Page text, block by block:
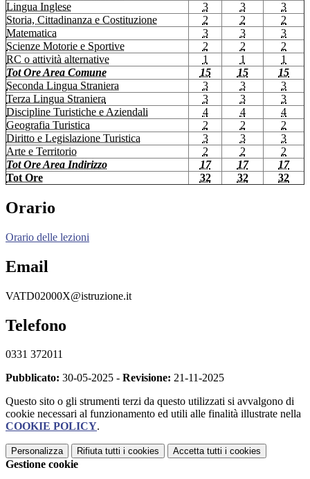
Lingua Inglese
3 3
3
Storia, Cittadinanza e Costituzione
2 2
2
Matematica
3 3
3
Scienze Motorie e Sportive
2 2
2
RC o attività alternative
1 1
1
Tot Ore Area Comune
15 15
15
Seconda Lingua Straniera
3 3
3
Terza Lingua Straniera
3 3
3
Discipline Turistiche e Aziendali
4 4
4
Geografia Turistica
2 2
2
Diritto e Legislazione Turistica
3 3
3
Arte e Territorio
2 2
2
Tot Ore Area Indirizzo
17 17
17
Tot Ore
32 32 32
Orario
Orario delle lezioni
Email
VATD02000X@istruzione.it
Telefono
0331 372011
Pubblicato: 30-05-2025 - Revisione: 21-11-2025
Questo sito o gli strumenti terzi da questo utilizzati si avvalgono di
cookie necessari al funzionamento ed utili alle finalità illustrate nella
COOKIE POLICY.
Personalizza Rifiuta tutti i cookies Accetta tutti i cookies
Gestione cookie